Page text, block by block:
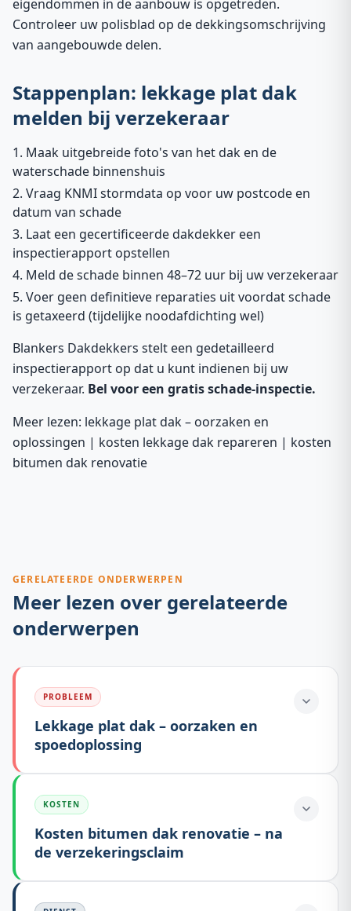
eigendommen in de aanbouw is opgetreden.
Controleer uw polisblad op de dekkingsomschrijving
van aangebouwde delen.
Stappenplan: lekkage plat dak
melden bij verzekeraar
Maak uitgebreide foto's van het dak en de
waterschade binnenshuis
Vraag KNMI stormdata op voor uw postcode en
datum van schade
Laat een gecertificeerde dakdekker een
inspectierapport opstellen
Meld de schade binnen 48–72 uur bij uw verzekeraar
Voer geen definitieve reparaties uit voordat schade
is getaxeerd (tijdelijke noodafdichting wel)
Blankers Dakdekkers stelt een gedetailleerd
inspectierapport op dat u kunt indienen bij uw
verzekeraar. Bel voor een gratis schade-inspectie.
Meer lezen: lekkage plat dak – oorzaken en
oplossingen | kosten lekkage dak repareren | kosten
bitumen dak renovatie
GERELATEERDE ONDERWERPEN
Meer lezen over gerelateerde
onderwerpen
PROBLEEM
Lekkage plat dak – oorzaken en
spoedoplossing
KOSTEN
Kosten bitumen dak renovatie – na
de verzekeringsclaim